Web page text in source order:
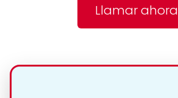
Llamar ahora